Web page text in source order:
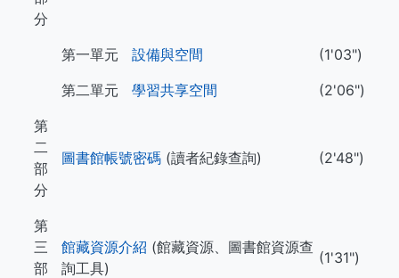
分
第一單元 設備與空間
(1'03")
第二單元 學習共享空間
(2'06")
第
二
部
分
圖書館帳號密碼 (讀者紀錄查詢) (2'48")
第
三
部
館藏資源介紹 (館藏資源、圖書館資源查
詢工具)
(1'31")